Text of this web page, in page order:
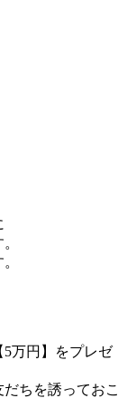
万円】をプレゼ
ちを誘っておこ